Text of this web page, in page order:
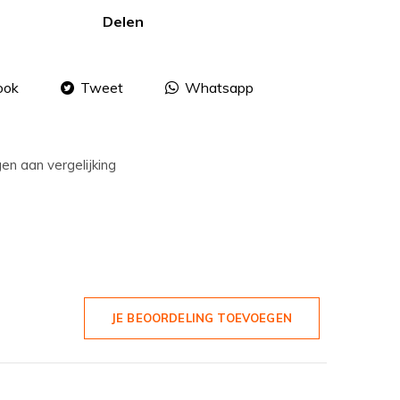
Delen
Tweet Whatsapp
aan vergelijking
JE BEOORDELING TOEVOEGEN